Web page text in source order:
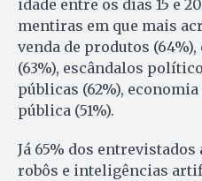
idade entre os dias 15 e
mentiras em que mais
venda de produtos
(63%), escândalos
públicas (62%),
pública (51%).
Já 65% dos
robôs e inteligências